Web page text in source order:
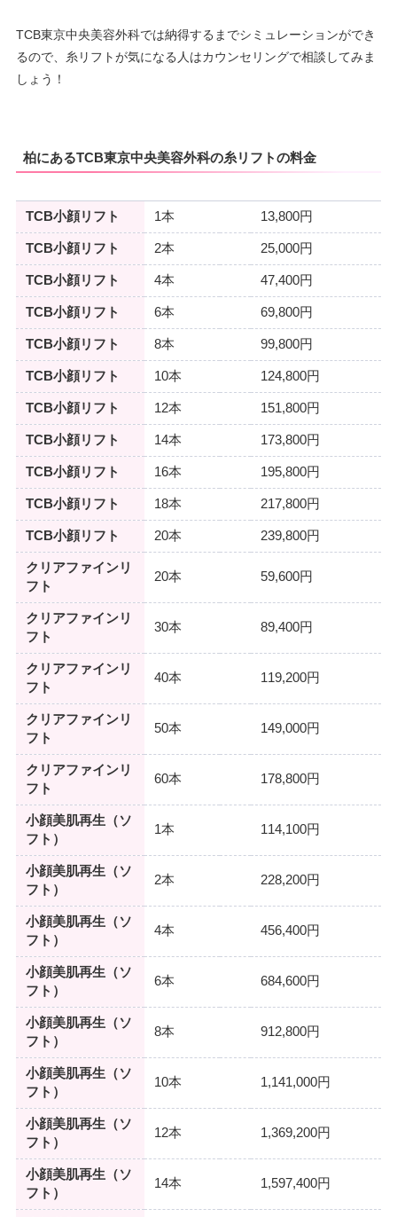
TCB東京中央美容外科では納得するまでシミュレーションができ
るので、糸リフトが気になる人はカウンセリングで相談してみま
しょう！
柏にあるTCB東京中央美容外科の糸リフトの料金
TCB小顔リフト 1本 13,800円
TCB小顔リフト 2本 25,000円
TCB小顔リフト 4本 47,400円
TCB小顔リフト 6本 69,800円
TCB小顔リフト 8本 99,800円
TCB小顔リフト 10本 124,800円
TCB小顔リフト 12本 151,800円
TCB小顔リフト 14本 173,800円
TCB小顔リフト 16本 195,800円
TCB小顔リフト 18本 217,800円
TCB小顔リフト 20本 239,800円
クリアファインリ
フト
20本 59,600円
クリアファインリ
フト
30本 89,400円
クリアファインリ
フト
40本 119,200円
クリアファインリ
フト
50本 149,000円
クリアファインリ
フト
60本 178,800円
小顔美肌再生（ソ
フト）
1本 114,100円
小顔美肌再生（ソ
フト）
2本 228,200円
小顔美肌再生（ソ
フト）
4本 456,400円
小顔美肌再生（ソ
フト）
6本 684,600円
小顔美肌再生（ソ
フト）
8本 912,800円
小顔美肌再生（ソ
フト）
10本 1,141,000円
小顔美肌再生（ソ
フト）
12本 1,369,200円
小顔美肌再生（ソ
フト）
14本 1,597,400円